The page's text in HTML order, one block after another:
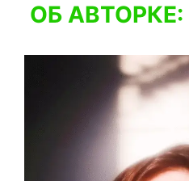
ОБ АВТОРКЕ: